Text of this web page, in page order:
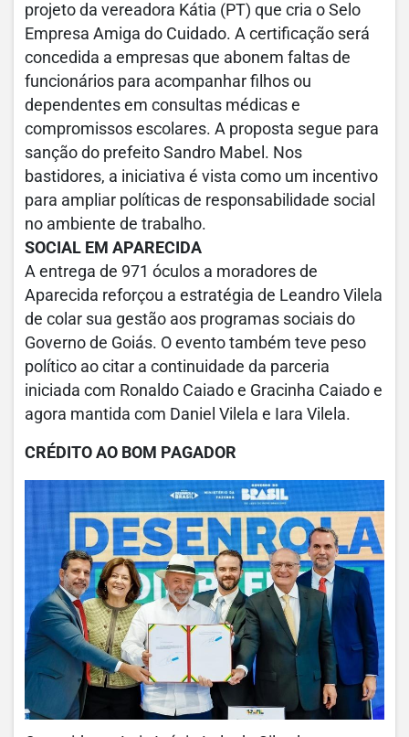
projeto da vereadora Kátia (PT) que cria o Selo
Empresa Amiga do Cuidado. A certificação será
concedida a empresas que abonem faltas de
funcionários para acompanhar filhos ou
dependentes em consultas médicas e
compromissos escolares. A proposta segue para
sanção do prefeito Sandro Mabel. Nos
bastidores, a iniciativa é vista como um incentivo
para ampliar políticas de responsabilidade social
no ambiente de trabalho.
SOCIAL EM APARECIDA
A entrega de 971 óculos a moradores de
Aparecida reforçou a estratégia de Leandro Vilela
de colar sua gestão aos programas sociais do
Governo de Goiás. O evento também teve peso
político ao citar a continuidade da parceria
iniciada com Ronaldo Caiado e Gracinha Caiado e
agora mantida com Daniel Vilela e Iara Vilela.
CRÉDITO AO BOM PAGADOR